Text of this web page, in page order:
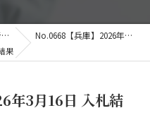
果
No.0668【兵庫】2026年3月16日 入札結果
年3月16日 入札結